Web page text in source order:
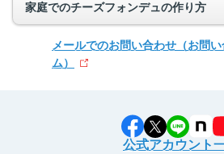
家庭でのチーズフォンデュの作り方
メールでのお問い合わせ （お問
ム）
公式アカウント